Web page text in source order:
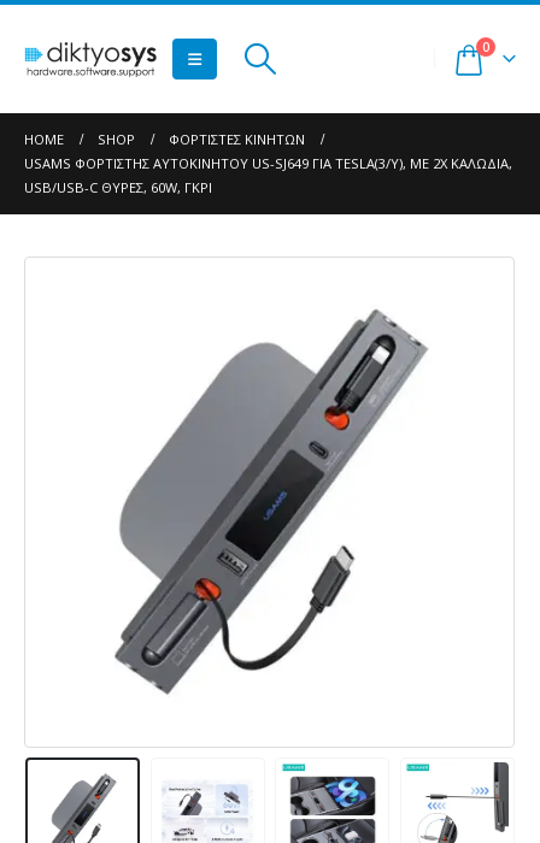
0
HOME SHOP
ΦΟΡΤΙΣΤΈΣ ΚΙΝΗΤΏΝ
USAMS ΦΟΡΤΙΣΤΉΣ ΑΥΤΟΚΙΝΉΤΟΥ US-SJ649 ΓΙΑ TESLA(3/Y), ΜΕ 2X ΚΑΛΏΔΙΑ,
USB/USB-C ΘΎΡΕΣ, 60W, ΓΚΡΙ